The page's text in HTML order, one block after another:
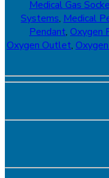
Medical Gas
Systems, Medical
Pendant, Oxygen
Oxygen Outlet,